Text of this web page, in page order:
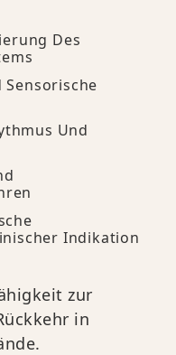
Des
Und
Indikation
zur
in